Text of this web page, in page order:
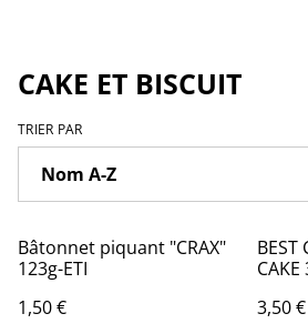
CAKE ET BISCUIT
TRIER PAR
Bâtonnet piquant "CRAX"
123g-ETI
1,50 €
BEST
CAKE
3,50 €